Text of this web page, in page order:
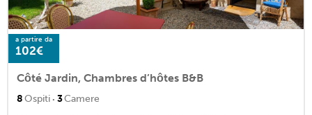
a partire da
102€
Côté Jardin, Chambres d’hôtes B&B
8Ospiti · 3Camere